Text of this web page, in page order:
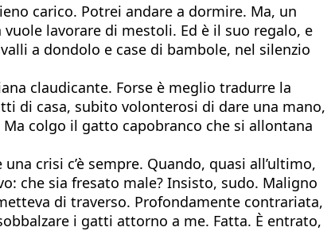
carico. Potrei andare a dormire. Ma, un
lavorare di mestoli. Ed è il suo regalo, e
a dondolo e case di bambole, nel silenzio
claudicante. Forse è meglio tradurre la
di casa, subito volonterosi di dare una mano,
colgo il gatto capobranco che si allontana
crisi c’è sempre. Quando, quasi all’ultimo,
che sia fresato male? Insisto, sudo. Maligno
di traverso. Profondamente contrariata,
i gatti attorno a me. Fatta. È entrato,